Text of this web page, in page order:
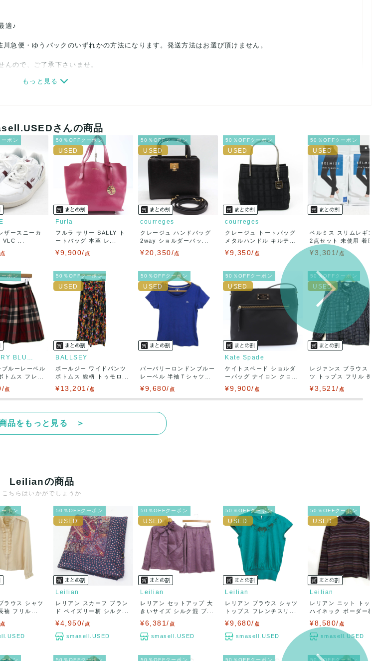
適♪
急便・ゆうパックのいずれかの方法になります。発送方法はお選び頂けません。
んので、ご了承下さいませ。
って状態の価値観が異なりますので、トラブルを避けるため、神経質な方や完璧な商品を求められる方は御購
りますが、何かございましたら、レビュー記載前に必ずコメント欄よりご連絡お願い致します。対応できるこ
す。
贋方法などお答えできない場合もございます。
したら、返品・返金にて対応致しますので、ご連絡お願い致します。
振込、PayPay、コンビニ払い
認する
します。
もっと見る
さんの商品
ポン
ザースニーカ
VLC ...
点
50％OFFクーポン
Furla
フルラ サリー SALLY ト
ートバッグ 本革 レ...
¥9,900/ 点
50％OFFクーポン
courreges
クレージュ ハンドバッグ
2way ショルダーバッ...
¥20,350/点
50％OFFクーポン
courreges
クレージュ トートバッグ
メタルハンドル キルテ
¥9,350/ 点
50％OFFクーポン
ベルミス スリムレギン
2点セット 未使用 着圧
¥3,301/ 点
ポン
ブルーレーベル
トムス フレ...
点
50％OFFクーポン
BALLSEY
ボールジー ワイドパンツ
ボトムス 総柄 トゥモロ...
¥13,201/点
50％OFFクーポン
バーバリーロンドンブルー
レーベル 半袖Ｔシャツ
¥9,680/ 点
50％OFFクーポン
Kate Spade
ケイトスペード ショルダ
ーバッグ ナイロン クロ
¥9,900/ 点
50％OFFクーポン
レジァンス ブラウス
ツ トップス フリル 長
¥3,521/ 点
品をもっと見る ＞
Leilianの商品
こちらはいかがでしょうか
ポン
ラウス シャツ
袖 フリル...
点
50％OFFクーポン
Leilian
レリアン スカーフ ブラン
ド ペイズリー柄 シルク...
¥4,950/ 点
smasell.USED
50％OFFクーポン
Leilian
レリアン セットアップ 大
きいサイズ シルク混 ブ...
¥6,381/ 点
smasell.USED
50％OFFクーポン
Leilian
レリアン ブラウス シャツ
トップス フレンチスリ...
¥9,680/ 点
smasell.USED
50％OFFクーポン
Leilian
レリアン ニット トッ
ハイネック ボーダー柄
¥8,580/ 点
smasell.USED
ポン 50％OFFクーポン 50％OFFクーポン 50％OFFクーポン 50％OFFクーポン